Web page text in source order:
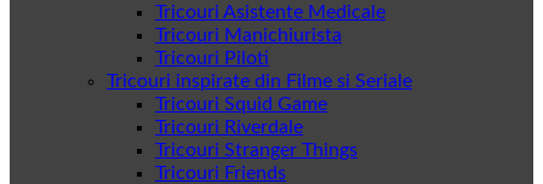
Tricouri Asistente Medicale
Tricouri Manichiurista
Tricouri Piloti
Tricouri inspirate din Filme si Seriale
Tricouri Squid Game
Tricouri Riverdale
Tricouri Stranger Things
Tricouri Friends